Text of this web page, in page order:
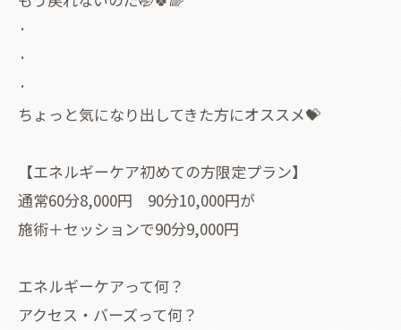
·
·
·
ちょっと気になり出してきた方にオススメ💝
【エネルギーケア初めての方限定プラン】
通常60分8,000円 90分10,000円が
施術＋セッションで90分9,000円
エネルギーケアって何？
アクセス・バーズって何？